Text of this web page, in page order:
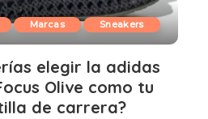
Marcas Sneakers
elegir la adidas
Olive como tu
de carrera?